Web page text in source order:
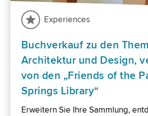
Experiences
Buchverkauf zu den
Architektur und Design,
von den „Friends of the
Springs Library“
Erweitern Sie Ihre Sammlung,